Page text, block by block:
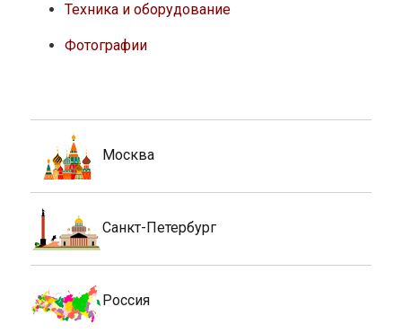
Техника и оборудование
Фотографии
Москва
Санкт-Петербург
Россия